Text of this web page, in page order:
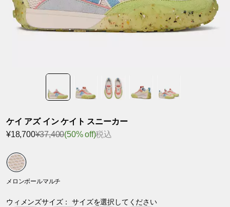
ケイ アズ イン ケイト スニーカー
¥18,700¥37,400(50% off)税込
メロンボールマルチ
ウィメンズサイズ： サイズを選択してください